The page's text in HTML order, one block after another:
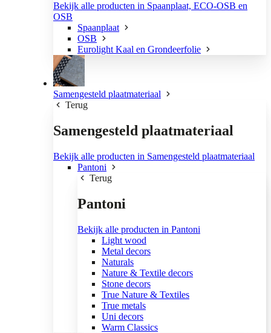
Bekijk alle producten in Spaanplaat, ECO-OSB en
OSB
Spaanplaat
OSB
Eurolight Kaal en Grondeerfolie
Samengesteld plaatmateriaal
Terug
Samengesteld plaatmateriaal
Bekijk alle producten in Samengesteld plaatmateriaal
Pantoni
Terug
Pantoni
Bekijk alle producten in Pantoni
Light wood
Metal decors
Naturals
Nature & Textile decors
Stone decors
True Nature & Textiles
True metals
Uni decors
Warm Classics